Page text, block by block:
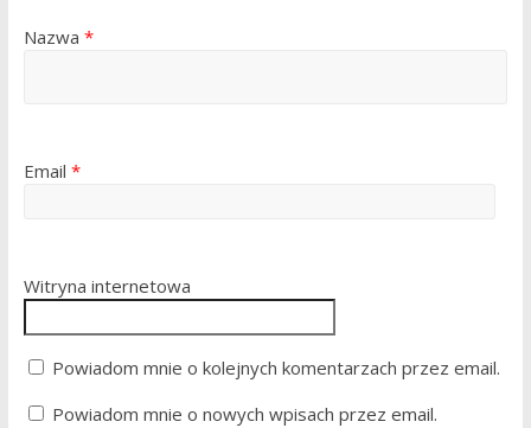
Nazwa *
Email *
Witryna internetowa
Powiadom mnie o kolejnych komentarzach przez email.
Powiadom mnie o nowych wpisach przez email.